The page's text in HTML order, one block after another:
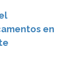
en